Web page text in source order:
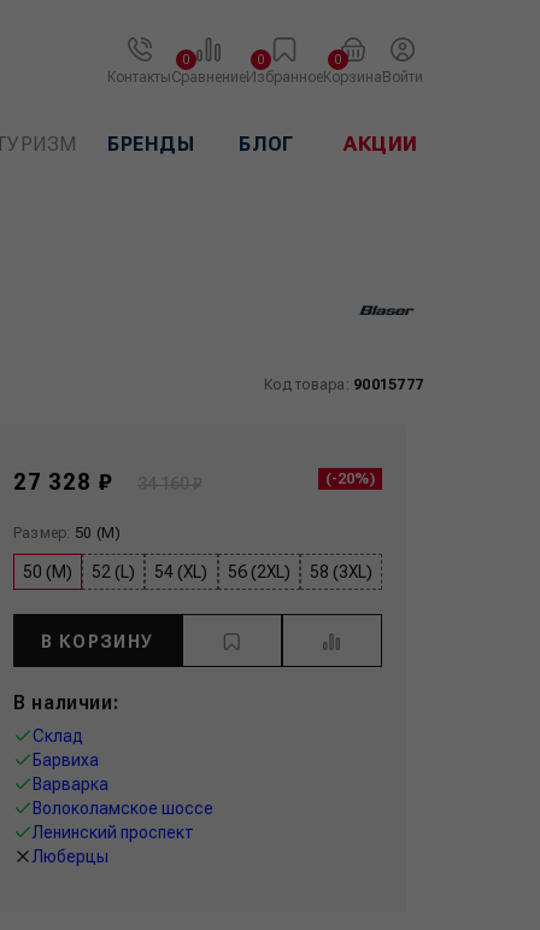
КонтактыСравнение
0
Избранное
0
Корзина
0
Войти
БРЕНДЫ БЛОГ АКЦИИ
Код товара: 90015777
27 328 ₽ (-20%)
Размер: 50 (M)
50 (M) 52 (L) 54 (XL) 56 (2XL) 58 (3XL)
В КОРЗИНУ
В наличии:
Склад
Барвиха
Варварка
Волоколамское шоссе
Ленинский проспект
Люберцы